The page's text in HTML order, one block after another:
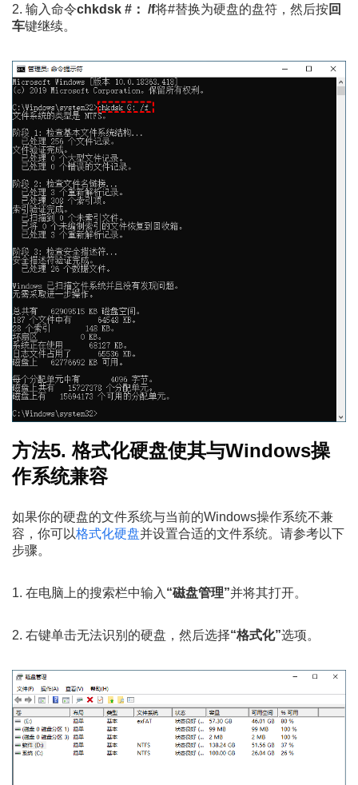
2. 输入命令chkdsk #： /f将#替换为硬盘的盘符，然后按回
车键继续。
方法5. 格式化硬盘使其与Windows操
作系统兼容
如果你的硬盘的文件系统与当前的Windows操作系统不兼
容，你可以格式化硬盘并设置合适的文件系统。请参考以下
步骤。
1. 在电脑上的搜索栏中输入 “磁盘管理”并将其打开。
2. 右键单击无法识别的硬盘，然后选择“格式化”选项。